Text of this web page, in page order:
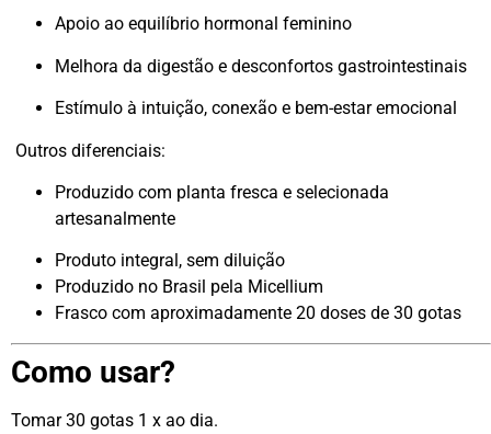
Apoio ao equilíbrio hormonal feminino
Melhora da digestão e desconfortos gastrointestinais
Estímulo à intuição, conexão e bem-estar emocional
Outros diferenciais:
Produzido com planta fresca e selecionada
artesanalmente
Produto integral, sem diluição
Produzido no Brasil pela Micellium
Frasco com aproximadamente 20 doses de 30 gotas
Como usar?
Tomar 30 gotas 1 x ao dia.